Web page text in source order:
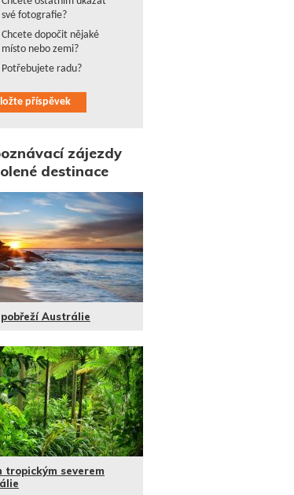
své fotografie?
Chcete dopočit nějaké
místo nebo zemi?
Potřebujete radu?
příspěvek
zájezdy
destinace
Austrálie
tropickým severem